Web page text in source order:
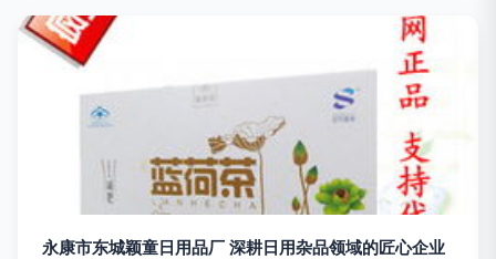
永康市东城颖童日用品厂 深耕日用杂品领域的匠心企业